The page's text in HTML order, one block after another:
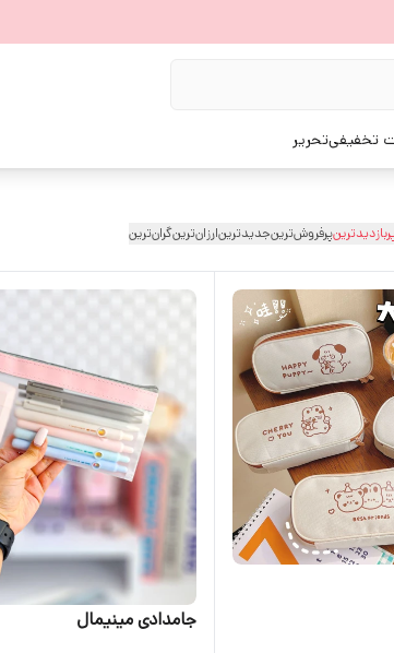
تخفیفیتحریر
پرفروش‌ترینجدیدترینارزان‌ترینگران‌ترین
جامدادی مینیمال